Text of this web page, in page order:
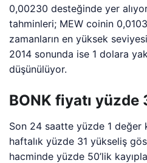
0,00230 desteğinde yer
tahminleri; MEW coinin
zamanların en yüksek
2014 sonunda ise 1 dolara
düşünülüyor.
BONK fiyatı
Son 24 saatte yüzde 1 değer
haftalık yüzde 31 yükseliş
hacminde yüzde 50’lik